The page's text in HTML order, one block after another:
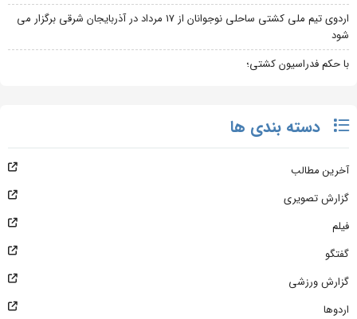
اردوی تیم ملی کشتی ساحلی نوجوانان از 17 مرداد در آذربایجان شرقی برگزار می
شود
با حکم فدراسیون کشتی؛
دسته بندی ها
آخرین مطالب
گزارش تصویری
فیلم
گفتگو
گزارش ورزشی
اردوها